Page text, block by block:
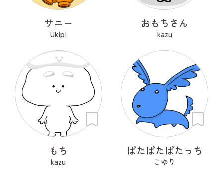
サニー
Ukipi
おもちさん
kazu
もち
kazu
ぱたぱたぱたっち
こゆり